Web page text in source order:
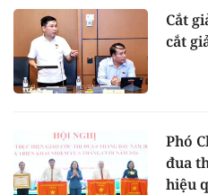
Cắt
cắt
Phó
đua
hiệu